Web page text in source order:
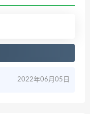
2022年06月05日